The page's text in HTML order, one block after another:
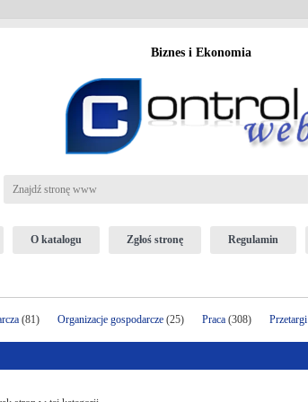
Biznes i Ekonomia
O katalogu Zgłoś stronę Regulamin
(81) Organizacje gospodarcze (25) Praca (308) Przetargi